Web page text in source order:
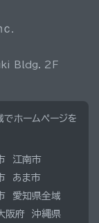
Bldg. 2F
ホームページを
江南市
あま市
愛知県全域
阪府 沖縄県